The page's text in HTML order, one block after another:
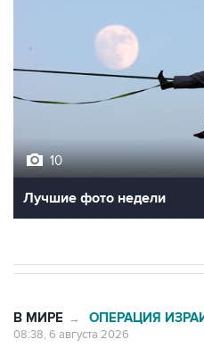
10
Лучшие фото недели
В МИРЕ → ОПЕРАЦИЯ
08:38, 6 августа 2026